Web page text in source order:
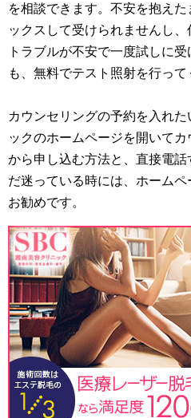
を相談できます。不安を抱え
ックスして受けられませんし
トラブルが不安で一度試しに
も、無料でテスト照射を行って
カウンセリングの予約を入れ
ックのホームページを開いて
から申し込む方法と、直接電話
だ迷っている時には、ホーム
お勧めです。